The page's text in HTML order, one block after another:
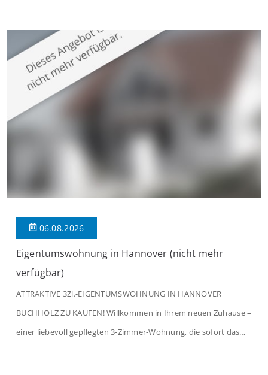
großzügige Räume und eine hochwertige Ausstattung, die
modernen Wohnkomfort mit einem stilvollen Ambiente
verbindet. Der […]
06.08.2026
Eigentumswohnung in Hannover (nicht mehr
verfügbar)
ATTRAKTIVE 3Zi.-EIGENTUMSWOHNUNG IN HANNOVER
BUCHHOLZ ZU KAUFEN! Willkommen in Ihrem neuen Zuhause –
einer liebevoll gepflegten 3-Zimmer-Wohnung, die sofort das